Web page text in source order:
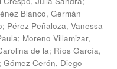
Blanco, Germán
; Pérez Peñaloza, Vanessa
; Moreno Villamizar,
de la; Ríos García,
; Gómez Cerón, Diego